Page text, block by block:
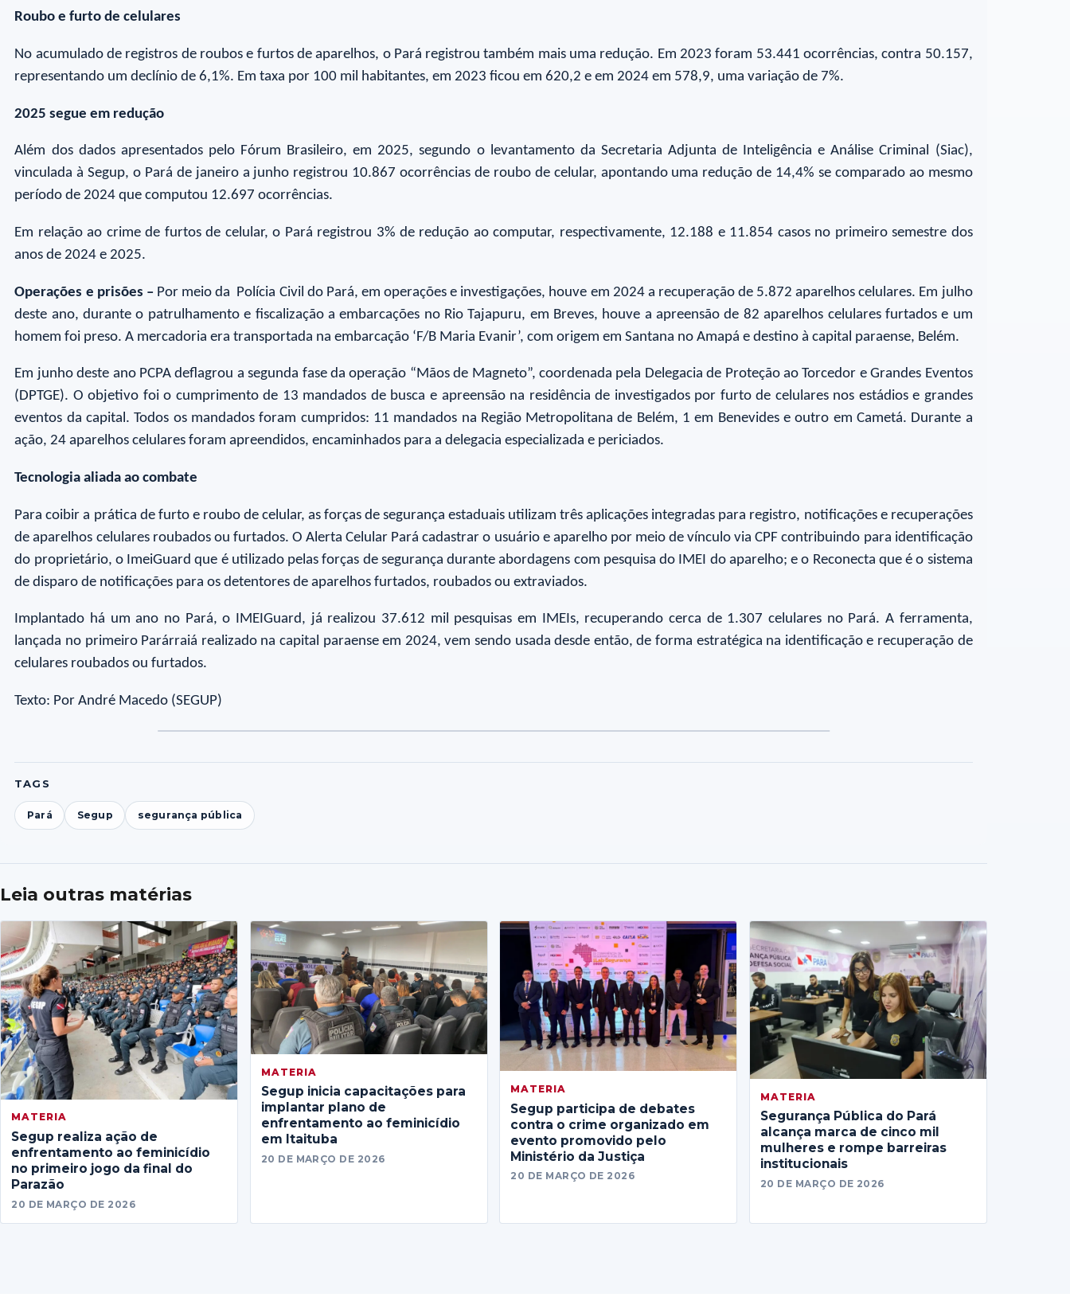
Roubo e furto de celulares
No acumulado de registros de roubos e furtos de aparelhos, o Pará registrou também mais uma redução. Em 2023 foram 53.441 ocorrências, contra 50.157,
representando um declínio de 6,1%. Em taxa por 100 mil habitantes, em 2023 ficou em 620,2 e em 2024 em 578,9, uma variação de 7%.
2025 segue em redução
Além dos dados apresentados pelo Fórum Brasileiro, em 2025, segundo o levantamento da Secretaria Adjunta de Inteligência e Análise Criminal (Siac),
vinculada à Segup, o Pará de janeiro a junho registrou 10.867 ocorrências de roubo de celular, apontando uma redução de 14,4% se comparado ao mesmo
período de 2024 que computou 12.697 ocorrências.
Em relação ao crime de furtos de celular, o Pará registrou 3% de redução ao computar, respectivamente, 12.188 e 11.854 casos no primeiro semestre dos
anos de 2024 e 2025.
Operações e prisões – Por meio da Polícia Civil do Pará, em operações e investigações, houve em 2024 a recuperação de 5.872 aparelhos celulares. Em julho
deste ano, durante o patrulhamento e fiscalização a embarcações no Rio Tajapuru, em Breves, houve a apreensão de 82 aparelhos celulares furtados e um
homem foi preso. A mercadoria era transportada na embarcação ‘F/B Maria Evanir’, com origem em Santana no Amapá e destino à capital paraense, Belém.
Em junho deste ano PCPA deflagrou a segunda fase da operação “Mãos de Magneto”, coordenada pela Delegacia de Proteção ao Torcedor e Grandes Eventos
(DPTGE). O objetivo foi o cumprimento de 13 mandados de busca e apreensão na residência de investigados por furto de celulares nos estádios e grandes
eventos da capital. Todos os mandados foram cumpridos: 11 mandados na Região Metropolitana de Belém, 1 em Benevides e outro em Cametá. Durante a
ação, 24 aparelhos celulares foram apreendidos, encaminhados para a delegacia especializada e periciados.
Tecnologia aliada ao combate
Para coibir a prática de furto e roubo de celular, as forças de segurança estaduais utilizam três aplicações integradas para registro, notificações e recuperações
de aparelhos celulares roubados ou furtados. O Alerta Celular Pará cadastrar o usuário e aparelho por meio de vínculo via CPF contribuindo para identificação
do proprietário, o ImeiGuard que é utilizado pelas forças de segurança durante abordagens com pesquisa do IMEI do aparelho; e o Reconecta que é o sistema
de disparo de notificações para os detentores de aparelhos furtados, roubados ou extraviados.
Implantado há um ano no Pará, o IMEIGuard, já realizou 37.612 mil pesquisas em IMEIs, recuperando cerca de 1.307 celulares no Pará. A ferramenta,
lançada no primeiro Parárraiá realizado na capital paraense em 2024, vem sendo usada desde então, de forma estratégica na identificação e recuperação de
celulares roubados ou furtados.
Texto: Por André Macedo (SEGUP)
FotoFoto
Foto
Foto
Foto
Foto
TAGS
Pará Segup segurança pública
Leia outras matérias
MATERIA
Segup realiza ação de
enfrentamento ao feminicídio
no primeiro jogo da final do
Parazão
20 DE MARÇO DE 2026
MATERIA
Segup inicia capacitações para
implantar plano de
enfrentamento ao feminicídio
em Itaituba
20 DE MARÇO DE 2026
MATERIA
Segup participa de debates
contra o crime organizado em
evento promovido pelo
Ministério da Justiça
20 DE MARÇO DE 2026
MATERIA
Segurança Pública do Pará
alcança marca de cinco mil
mulheres e rompe barreiras
institucionais
20 DE MARÇO DE 2026